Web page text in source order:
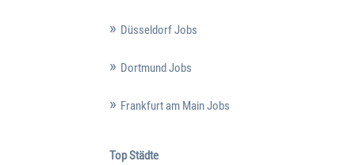
Düsseldorf Jobs
Dortmund Jobs
Frankfurt am Main Jobs
Top Städte